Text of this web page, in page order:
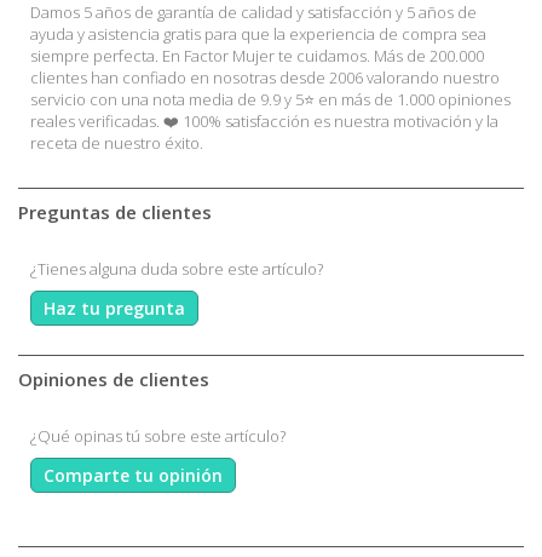
Damos 5 años de garantía de calidad y satisfacción y 5 años de
ayuda y asistencia gratis para que la experiencia de compra sea
siempre perfecta. En Factor Mujer te cuidamos. Más de 200.000
clientes han confiado en nosotras desde 2006 valorando nuestro
servicio con una nota media de 9.9 y 5⭐ en más de 1.000 opiniones
reales verificadas. ❤️ 100% satisfacción es nuestra motivación y la
receta de nuestro éxito.
Preguntas de clientes
¿Tienes alguna duda sobre este artículo?
Haz tu pregunta
Opiniones de clientes
¿Qué opinas tú sobre este artículo?
Comparte tu opinión